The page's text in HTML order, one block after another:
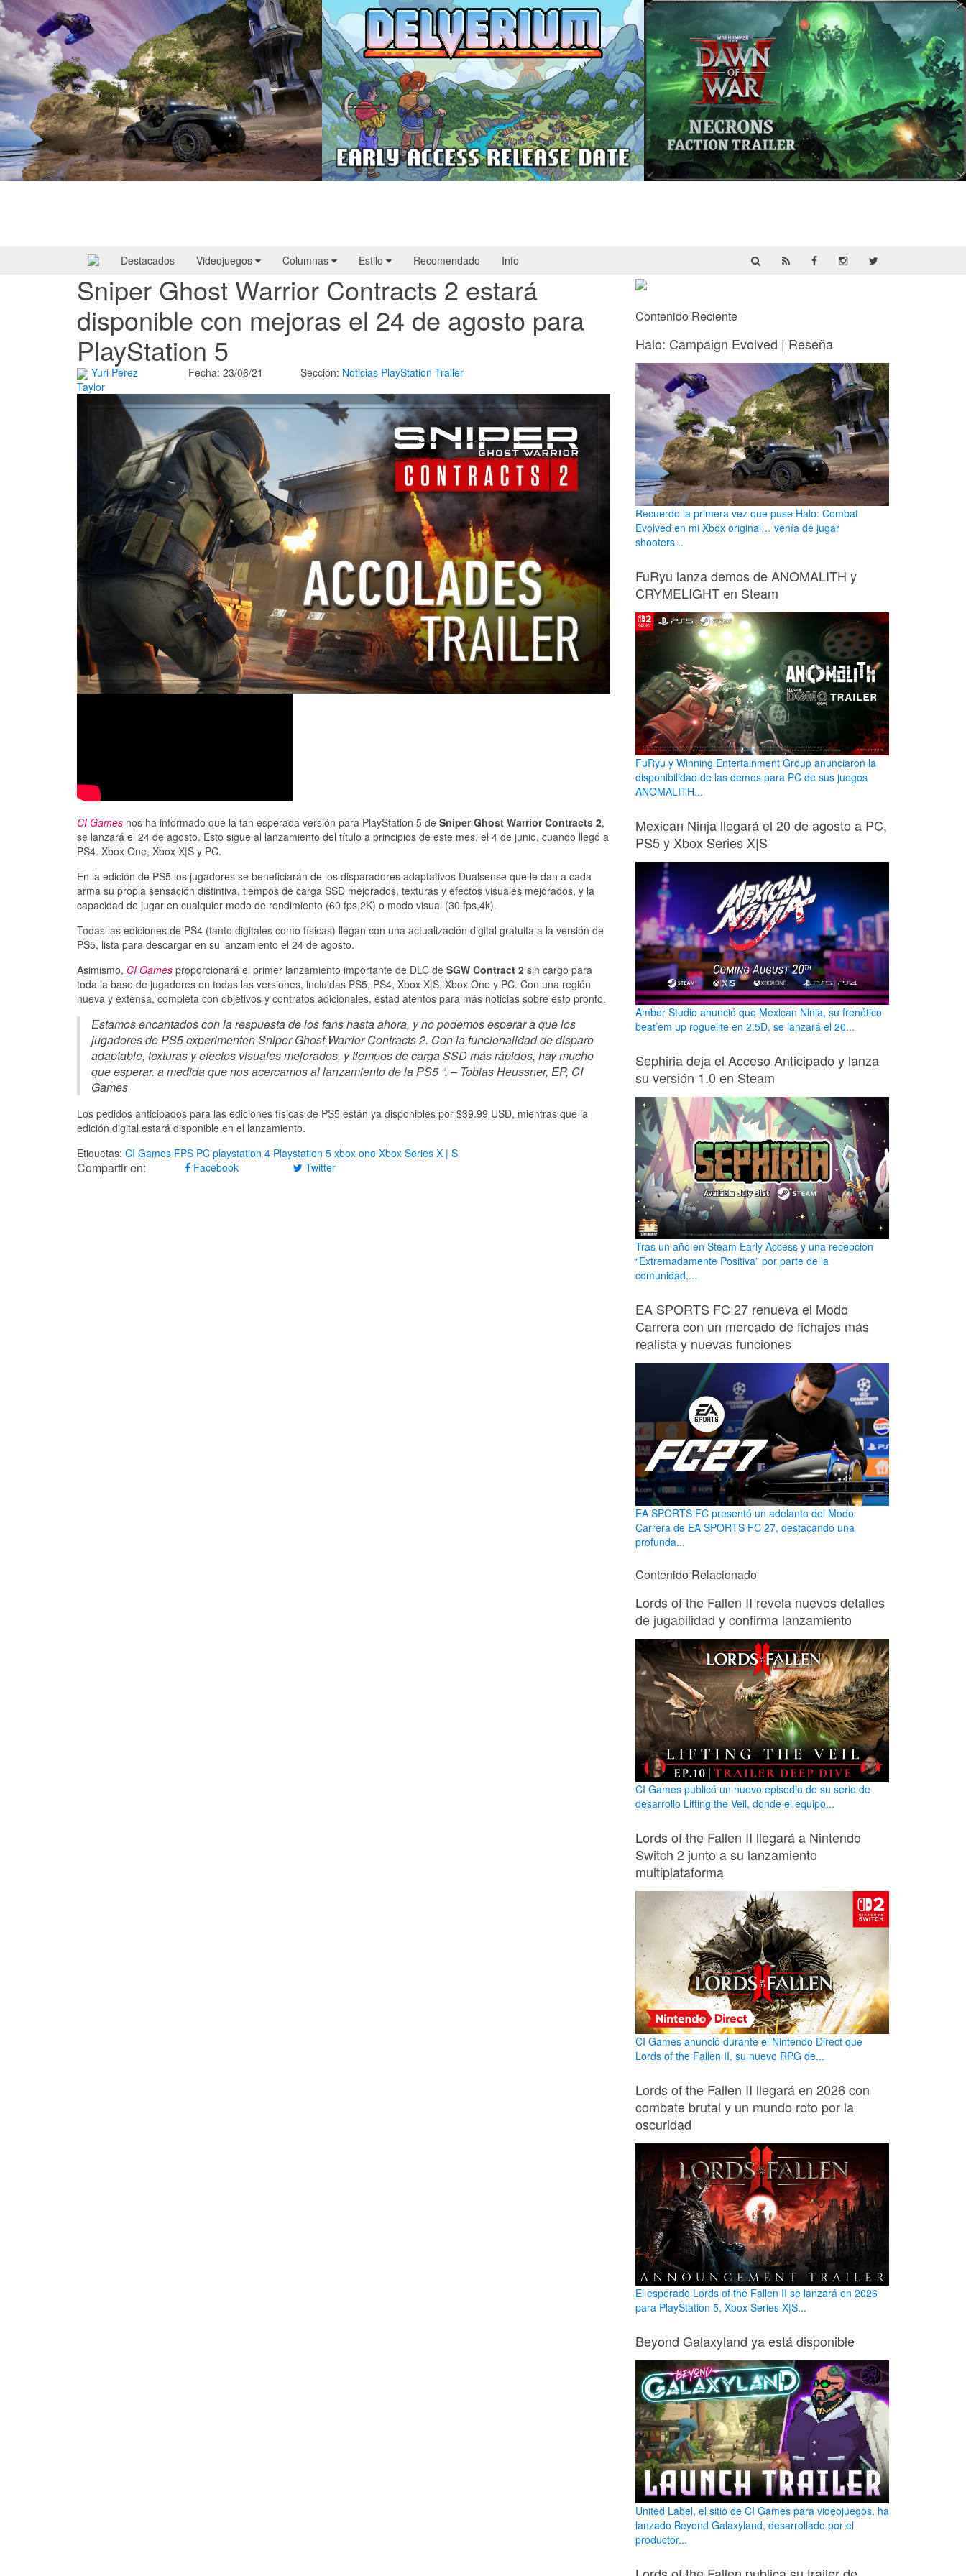
Destacados Videojuegos Columnas Estilo Recomendado Info
Sniper Ghost Warrior Contracts 2 estará
disponible con mejoras el 24 de agosto para
PlayStation 5
Yuri Pérez
Taylor
Fecha: 23/06/21 Sección: Noticias PlayStation Trailer
CI Games nos ha informado que la tan esperada versión para PlayStation 5 de Sniper Ghost Warrior Contracts 2,
se lanzará el 24 de agosto. Esto sigue al lanzamiento del título a principios de este mes, el 4 de junio, cuando llegó a
PS4. Xbox One, Xbox X|S y PC.
En la edición de PS5 los jugadores se beneficiarán de los disparadores adaptativos Dualsense que le dan a cada
arma su propia sensación distintiva, tiempos de carga SSD mejorados, texturas y efectos visuales mejorados, y la
capacidad de jugar en cualquier modo de rendimiento (60 fps,2K) o modo visual (30 fps,4k).
Todas las ediciones de PS4 (tanto digitales como físicas) llegan con una actualización digital gratuita a la versión de
PS5, lista para descargar en su lanzamiento el 24 de agosto.
Asimismo, CI Games proporcionará el primer lanzamiento importante de DLC de SGW Contract 2 sin cargo para
toda la base de jugadores en todas las versiones, incluidas PS5, PS4, Xbox X|S, Xbox One y PC. Con una región
nueva y extensa, completa con objetivos y contratos adicionales, estad atentos para más noticias sobre esto pronto.
Estamos encantados con la respuesta de los fans hasta ahora, y no podemos esperar a que los
jugadores de PS5 experimenten Sniper Ghost Warrior Contracts 2. Con la funcionalidad de disparo
adaptable, texturas y efectos visuales mejorados, y tiempos de carga SSD más rápidos, hay mucho
que esperar. a medida que nos acercamos al lanzamiento de la PS5 “. – Tobias Heussner, EP, CI
Games
Los pedidos anticipados para las ediciones físicas de PS5 están ya disponibles por $39.99 USD, mientras que la
edición digital estará disponible en el lanzamiento.
Etiquetas: CI Games FPS PC playstation 4 Playstation 5 xbox one Xbox Series X | S
Compartir en: Facebook Twitter
Contenido Reciente
Halo: Campaign Evolved | Reseña
Recuerdo la primera vez que puse Halo: Combat
Evolved en mi Xbox original… venía de jugar
shooters...
FuRyu lanza demos de ANOMALITH y
CRYMELIGHT en Steam
FuRyu y Winning Entertainment Group anunciaron la
disponibilidad de las demos para PC de sus juegos
ANOMALITH...
Mexican Ninja llegará el 20 de agosto a PC,
PS5 y Xbox Series X|S
Amber Studio anunció que Mexican Ninja, su frenético
beat’em up roguelite en 2.5D, se lanzará el 20...
Sephiria deja el Acceso Anticipado y lanza
su versión 1.0 en Steam
Tras un año en Steam Early Access y una recepción
“Extremadamente Positiva” por parte de la
comunidad,...
EA SPORTS FC 27 renueva el Modo
Carrera con un mercado de fichajes más
realista y nuevas funciones
EA SPORTS FC presentó un adelanto del Modo
Carrera de EA SPORTS FC 27, destacando una
profunda...
Contenido Relacionado
Lords of the Fallen II revela nuevos detalles
de jugabilidad y confirma lanzamiento
CI Games publicó un nuevo episodio de su serie de
desarrollo Lifting the Veil, donde el equipo...
Lords of the Fallen II llegará a Nintendo
Switch 2 junto a su lanzamiento
multiplataforma
CI Games anunció durante el Nintendo Direct que
Lords of the Fallen II, su nuevo RPG de...
Lords of the Fallen II llegará en 2026 con
combate brutal y un mundo roto por la
oscuridad
El esperado Lords of the Fallen II se lanzará en 2026
para PlayStation 5, Xbox Series X|S...
Beyond Galaxyland ya está disponible
United Label, el sitio de CI Games para videojuegos, ha
lanzado Beyond Galaxyland, desarrollado por el
productor...